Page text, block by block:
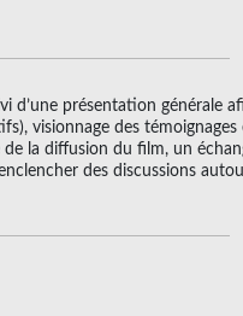
d’une présentation générale
visionnage des
de la diffusion du film, un
des discussions